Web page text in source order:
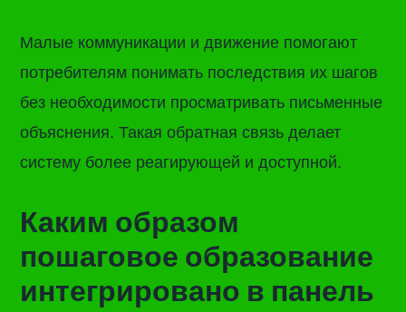
Малые коммуникации и движение помогают
потребителям понимать последствия их шагов
без необходимости просматривать письменные
объяснения. Такая обратная связь делает
систему более реагирующей и доступной.
Каким образом
пошаговое образование
интегрировано в панель